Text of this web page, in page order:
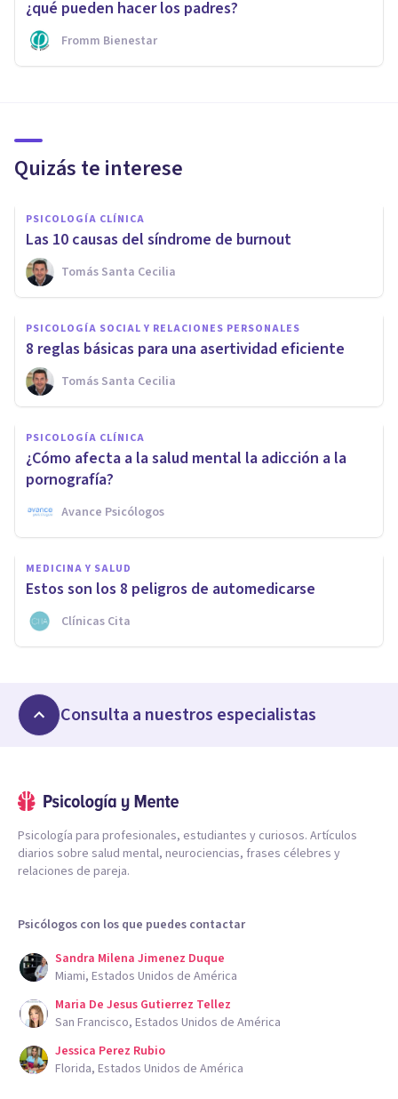
¿qué pueden hacer los padres?
Fromm Bienestar
Quizás te interese
PSICOLOGÍA CLÍNICA
Las 10 causas del síndrome de burnout
Tomás Santa Cecilia
PSICOLOGÍA SOCIAL Y RELACIONES PERSONALES
8 reglas básicas para una asertividad eficiente
Tomás Santa Cecilia
PSICOLOGÍA CLÍNICA
¿Cómo afecta a la salud mental la adicción a la
pornografía?
Avance Psicólogos
MEDICINA Y SALUD
Estos son los 8 peligros de automedicarse
Clínicas Cita
Consulta a nuestros especialistas
Psicología para profesionales, estudiantes y curiosos. Artículos
diarios sobre salud mental, neurociencias, frases célebres y
relaciones de pareja.
Psicólogos con los que puedes contactar
Sandra Milena Jimenez Duque
Miami, Estados Unidos de América
Maria De Jesus Gutierrez Tellez
San Francisco, Estados Unidos de América
Jessica Perez Rubio
Florida, Estados Unidos de América